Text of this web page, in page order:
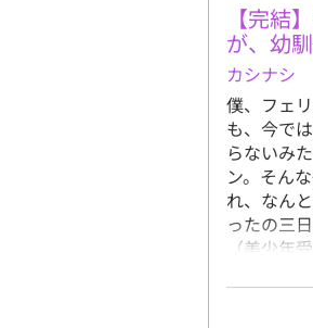
【完結
が、幼
カシナシ
僕、フェ
も、今で
らないみ
ン。そん
れ、なん
ったの三
（美少年
結。 番
思います